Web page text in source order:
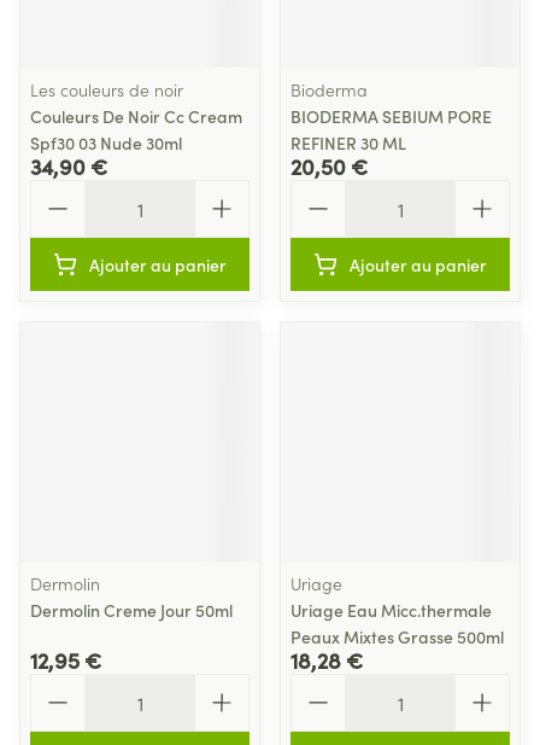
Les couleurs de noir
Couleurs De Noir Cc Cream
Spf30 03 Nude 30ml
34,90 €
Ajouter au panier
Bioderma
BIODERMA SEBIUM PORE
REFINER 30 ML
20,50 €
Ajouter au panier
Dermolin
Dermolin Creme Jour 50ml
12,95 €
Uriage
Uriage Eau Micc.thermale
Peaux Mixtes Grasse 500ml
18,28 €